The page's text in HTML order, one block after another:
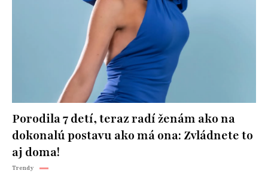
Porodila 7 detí, teraz radí ženám ako na
dokonalú postavu ako má ona: Zvládnete to
aj doma!
Trendy